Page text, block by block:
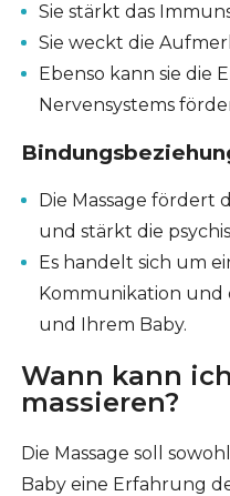
Sie stärkt das
Sie weckt die
Ebenso kann sie die
Nervensystems
Die Massage fördert
und stärkt die
Es handelt sich um
Kommunikation und
und Ihrem Baby.
Wann kann
massieren?
Die Massage soll
Baby eine Erfahrung